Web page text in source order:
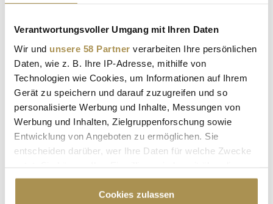
Verantwortungsvoller Umgang mit Ihren Daten
Wir und unsere 58 Partner verarbeiten Ihre persönlichen
Daten, wie z. B. Ihre IP-Adresse, mithilfe von
Technologien wie Cookies, um Informationen auf Ihrem
Gerät zu speichern und darauf zuzugreifen und so
personalisierte Werbung und Inhalte, Messungen von
Werbung und Inhalten, Zielgruppenforschung sowie
Entwicklung von Angeboten zu ermöglichen. Sie
entscheiden darüber, wer Ihre Daten für welche Zwecke
Cookie-Erklärung oder durch Klicken auf das Privacy
Trigger Symbol ändern oder widerrufen
Cookies zulassen